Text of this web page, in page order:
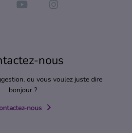
nous
ou vous voulez juste dire
bonjour ?
nous